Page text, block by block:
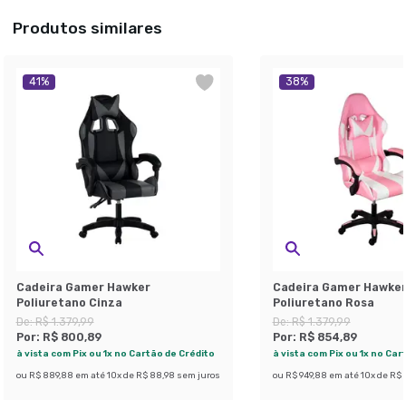
Produtos similares
41%
Cadeira Gamer Hawker
Poliuretano Cinza
De:R$ 1.379,99
Por: R$ 800,89
à vista com Pix ou 1x no Cartão de Crédito
ou R$ 889,88 em até 10x de R$ 88,98 sem juros
38%
Cadeira Gamer Hawker
Poliuretano Rosa
De:R$ 1.379,99
Por: R$ 854,89
à vista com Pix ou 1x no
ou R$ 949,88 em até 10x de R$